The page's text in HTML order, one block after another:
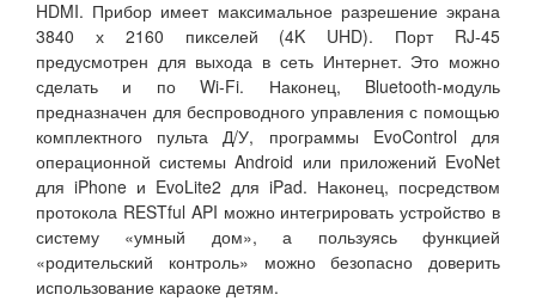
HDMI. Прибор имеет максимальное разрешение экрана
3840 х 2160 пикселей (4K UHD). Порт RJ-45
предусмотрен для выхода в сеть Интернет. Это можно
сделать и по Wi-Fi. Наконец, Bluetooth-модуль
предназначен для беспроводного управления с помощью
комплектного пульта Д/У, программы EvoControl для
операционной системы Android или приложений EvoNet
для iPhone и EvoLite2 для iPad. Наконец, посредством
протокола RESTful API можно интегрировать устройство в
систему «умный дом», а пользуясь функцией
«родительский контроль» можно безопасно доверить
использование караоке детям.